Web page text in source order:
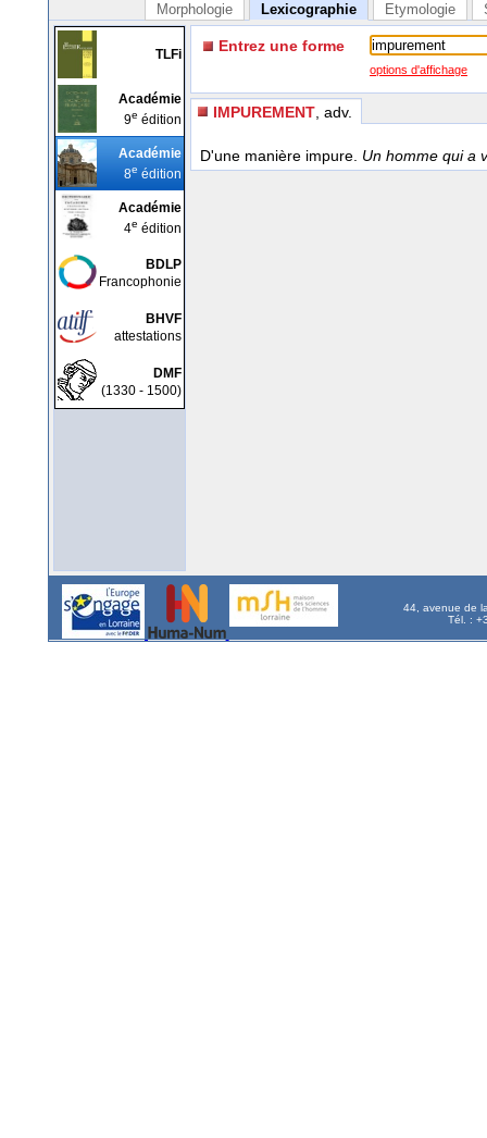
Morphologie Lexicographie Etymologie
TLFi
Académie
9e édition
Académie
8e édition
Académie
4e édition
BDLP
Francophonie
BHVF
attestations
DMF
(1330 - 1500)
Entrez une forme
options d'affichage
IMPUREMENT , adv.
D'une manière impure. Un homme qui a
44, avenue de
Tél. :